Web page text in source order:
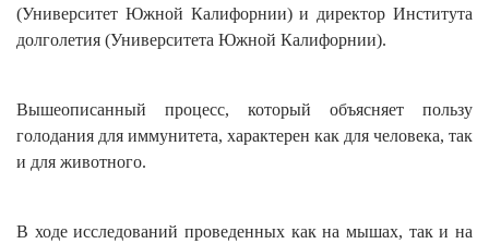
(Университет Южной Калифорнии) и директор Института
долголетия (Университета Южной Калифорнии).
Вышеописанный процесс, который объясняет пользу
голодания для иммунитета, характерен как для человека, так
и для животного.
В ходе исследований проведенных как на мышах, так и на